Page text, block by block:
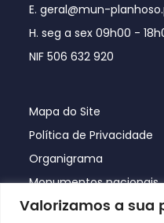
Valorizamos a sua
E. geral@mun-
H. seg a sex 09h00 -
NIF 506 632 920
Mapa do Site
Política de Privacidade
Organigrama
Monumentos nacionais